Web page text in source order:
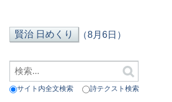
（8月6日）
サイト内全文検索 詩テクスト検索